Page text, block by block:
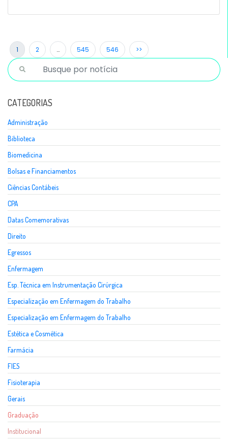
1 2 … 545 546 >>
CATEGORIAS
Administração
Biblioteca
Biomedicina
Bolsas e Financiamentos
Ciências Contábeis
CPA
Datas Comemorativas
Direito
Egressos
Enfermagem
Esp. Técnica em Instrumentação Cirúrgica
Especialização em Enfermagem do Trabalho
Especialização em Enfermagem do Trabalho
Estética e Cosmética
Farmácia
FIES
Fisioterapia
Gerais
Graduação
Institucional